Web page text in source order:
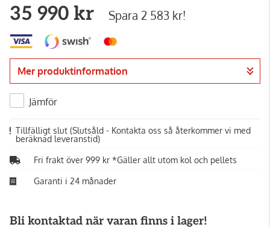
35 990 kr Spara 2 583 kr!
Mer produktinformation
Jämför
Tillfälligt slut (Slutsåld - Kontakta oss så återkommer vi med
beräknad leveranstid)
Fri frakt över 999 kr *Gäller allt utom kol och pellets
Garanti i 24 månader
Bli kontaktad när varan finns i lager!